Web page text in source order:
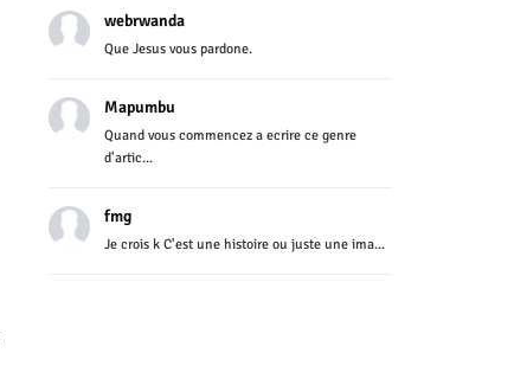
webrwanda
Que Jesus vous pardone.
Mapumbu
Quand vous commencez a ecrire ce genre
d'artic...
fmg
Je crois k C'est une histoire ou juste une ima...